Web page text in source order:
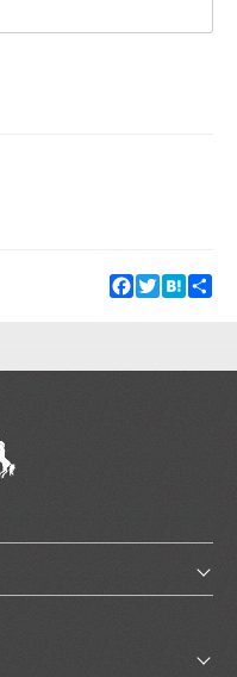
Facebook
TwitterHatena